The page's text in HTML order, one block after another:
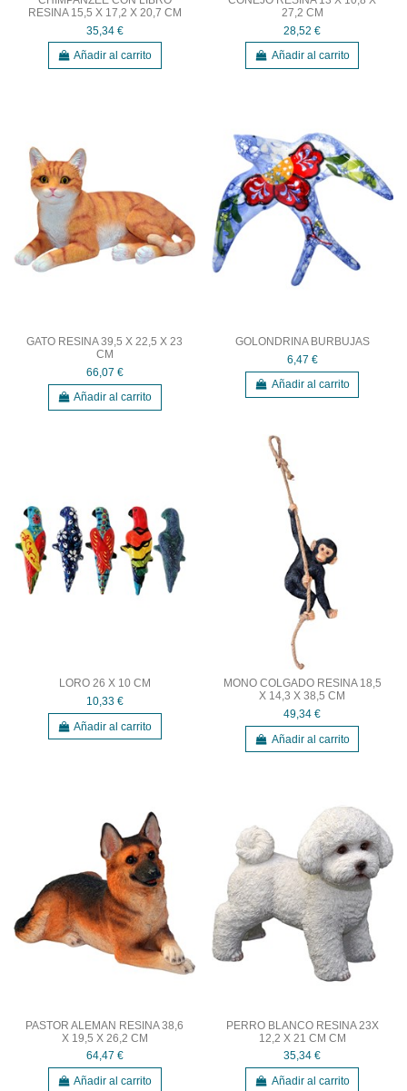
RESINA 15,5 X 17,2 X 20,7 CM
35,34 €
Añadir al carrito
27,2 CM
28,52 €
Añadir al carrito
GATO RESINA 39,5 X 22,5 X 23
CM
66,07 €
Añadir al carrito
GOLONDRINA BURBUJAS
6,47 €
Añadir al carrito
LORO 26 X 10 CM
10,33 €
Añadir al carrito
MONO COLGADO RESINA 18,5
X 14,3 X 38,5 CM
49,34 €
Añadir al carrito
PASTOR ALEMAN RESINA 38,6
X 19,5 X 26,2 CM
64,47 €
Añadir al carrito
PERRO BLANCO RESINA 23X
12,2 X 21 CM CM
35,34 €
Añadir al carrito